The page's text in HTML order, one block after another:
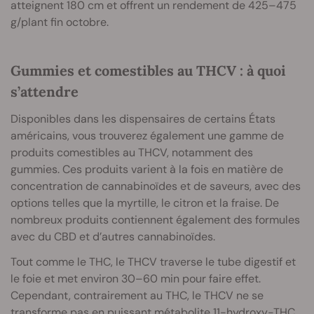
atteignent 180 cm et offrent un rendement de 425–475
g/plant fin octobre.
Gummies et comestibles au THCV : à quoi
s’attendre
Disponibles dans les dispensaires de certains États
américains, vous trouverez également une gamme de
produits comestibles au THCV, notamment des
gummies. Ces produits varient à la fois en matière de
concentration de cannabinoïdes et de saveurs, avec des
options telles que la myrtille, le citron et la fraise. De
nombreux produits contiennent également des formules
avec du CBD et d’autres cannabinoïdes.
Tout comme le THC, le THCV traverse le tube digestif et
le foie et met environ 30–60 min pour faire effet.
Cependant, contrairement au THC, le THCV ne se